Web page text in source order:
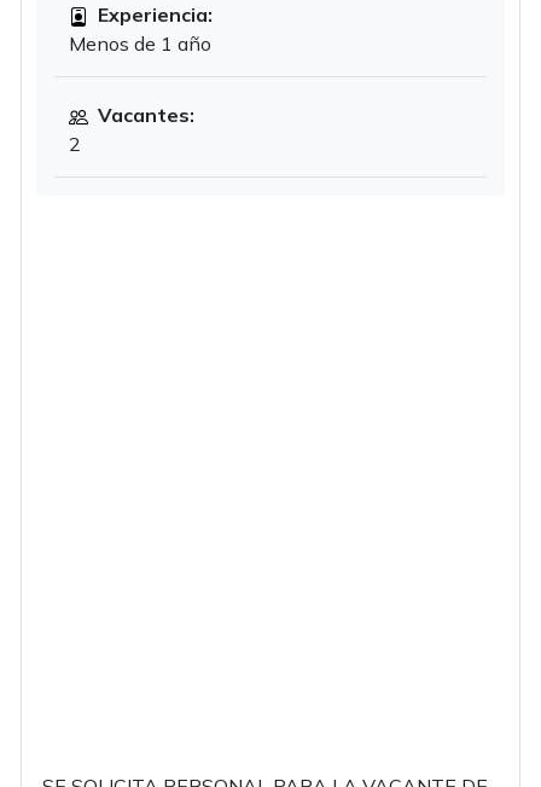
Experiencia:
Menos de 1 año
Vacantes:
2